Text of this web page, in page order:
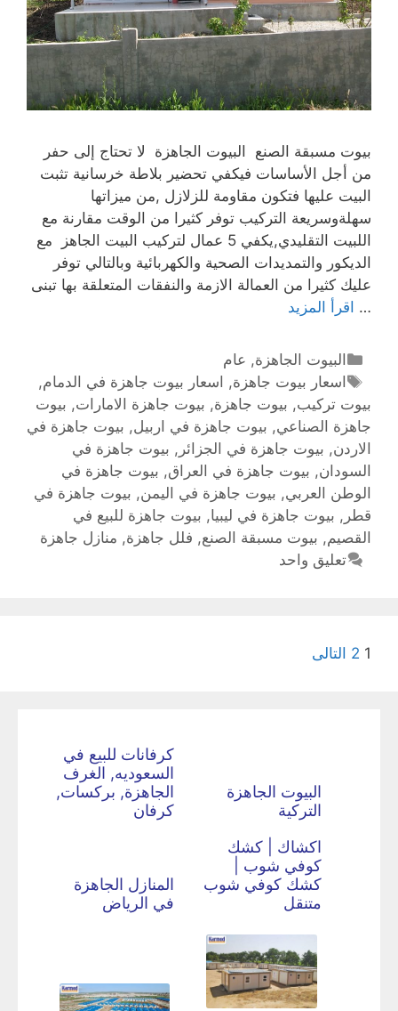
بيوت مسبقة الصنع البيوت الجاهزة لا تحتاج إلى حفر
من أجل الأساسات فيكفي تحضير بلاطة خرسانية تثبت
البيت عليها فتكون مقاومة للزلازل ,من ميزاتها
سهلةوسريعة التركيب توفر كثيرا من الوقت مقارنة مع
اللبيت التقليدي,يكفي 5 عمال لتركيب البيت الجاهز مع
الديكور والتمديدات الصحية والكهربائية وبالتالي توفر
عليك كثيرا من العمالة الازمة والنفقات المتعلقة بها تبنى
… اقرأ المزيد
البيوت الجاهزة, عام
اسعار بيوت جاهزة, اسعار بيوت جاهزة في الدمام,
بيوت تركيب, بيوت جاهزة, بيوت جاهزة الامارات, بيوت
جاهزة الصناعي , بيوت جاهزة في اربيل , بيوت جاهزة في
الاردن, بيوت جاهزة في الجزائر, بيوت جاهزة في
السودان, بيوت جاهزة في العراق, بيوت جاهزة في
الوطن العربي , بيوت جاهزة في اليمن, بيوت جاهزة في
قطر, بيوت جاهزة في ليبيا, بيوت جاهزة للبيع في
القصيم, بيوت مسبقة الصنع, فلل جاهزة, منازل جاهزة
تعليق واحد
2 التالى
البيوت الجاهزة
التركية
كرفانات للبيع في
السعوديه, الغرف
الجاهزة, بركسات,
كرفان
اكشاك | كشك
كوفي شوب |
كشك كوفي شوب
متنقل
المنازل الجاهزة
في الرياض